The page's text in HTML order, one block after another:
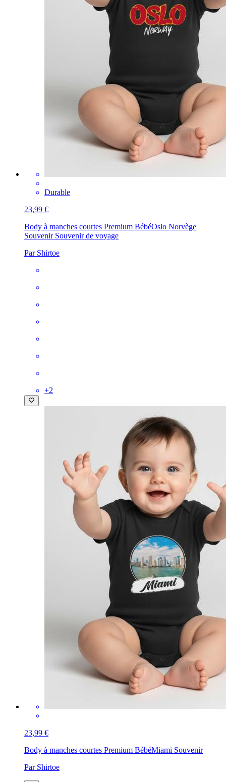
Durable
23,99 €
Body à manches courtes Premium BébéOslo Norvège
Souvenir Souvenir de voyage
Par Shirtoe
+2
23,99 €
Body à manches courtes Premium BébéMiami Souvenir
Par Shirtoe